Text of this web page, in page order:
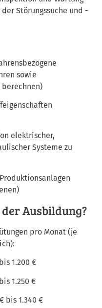
Störungssuche und -
sowie
berechnen)
elektrischer,
Systeme zu
Ausbildung?
pro Monat (je
1.200 €
1.250 €
bis 1.340 €